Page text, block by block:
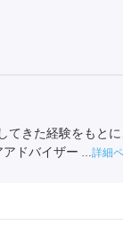
てきた経験をもと
ドバイザーグルー
詳細